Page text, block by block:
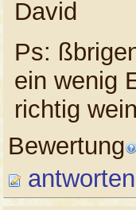
David
Ps:
ein wenig
richtig
Bewertung
antworten